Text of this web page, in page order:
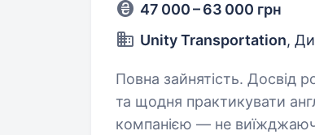
47 000 – 63 000 грн
Unity Transportation,
Повна зайнятість. Досвід роботи від 1
та щодня практикувати
компанією — не